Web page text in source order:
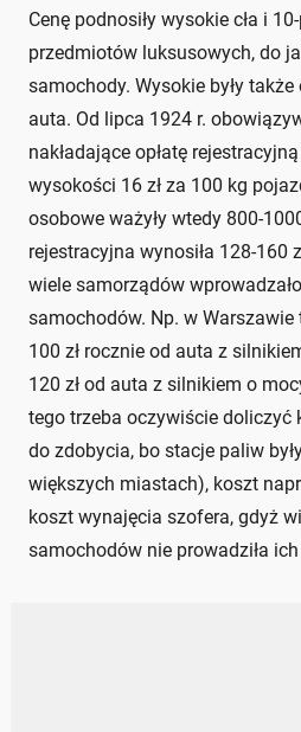
Cenę podnosiły wysokie cła i
przedmiotów luksusowych, do
samochody. Wysokie były także
auta. Od lipca 1924 r.
nakładające opłatę
wysokości 16 zł za 100 kg
osobowe ważyły wtedy 800-
rejestracyjna wynosiła 128-160
wiele samorządów
samochodów. Np. w Warszawie
100 zł rocznie od auta z
120 zł od auta z silnikiem o
tego trzeba oczywiście doliczyć
do zdobycia, bo stacje paliw
większych miastach), koszt
koszt wynajęcia szofera, gdyż
samochodów nie prowadziła